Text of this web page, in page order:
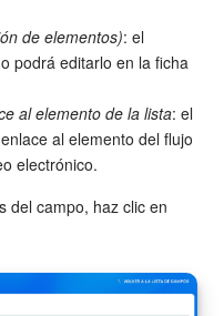
de elementos): el
podrá editarlo en la ficha
al elemento de la lista: el
al elemento del flujo
electrónico.
del campo, haz clic en